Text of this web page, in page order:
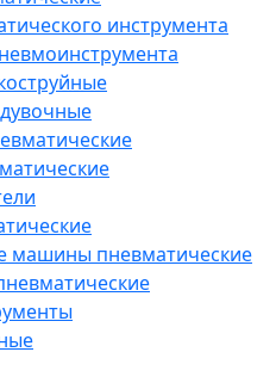
инструмента
пневматические